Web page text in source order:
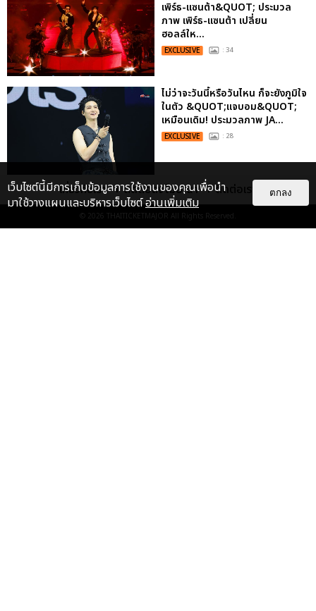
เพิร์ธ-แซนต้า&QUOT; ประมวล
ภาพ เพิร์ธ-แซนต้า เปลี่ยน
ฮอลล์ให...
EXCLUSIVE : 34
ไม่ว่าจะวันนี้หรือวันไหน ก็จะยังภูมิใจ
ในตัว &QUOT;แจบอม&QUOT;
เหมือนเดิม! ประมวลภาพ JA...
EXCLUSIVE : 28
ประมวลภาพงาน “มีสติแล้วลูกพีช
PEACH AND ME PREMIERE
NIGHT” ปอนด์-ภูวินทร์ คลั่งรัก
หวา...
เกี่ยวกับเรา ติดต่อลงโฆษณา ติดต่อเรา
© 2026 THAITICKETMAJOR All Rights Reserved.
เว็บไซต์นี้มีการเก็บข้อมูลการใช้งานของคุณเพื่อนำ
มาใช้วางแผนและบริหารเว็บไซต์อ่านเพิ่มเติม
ตกลง